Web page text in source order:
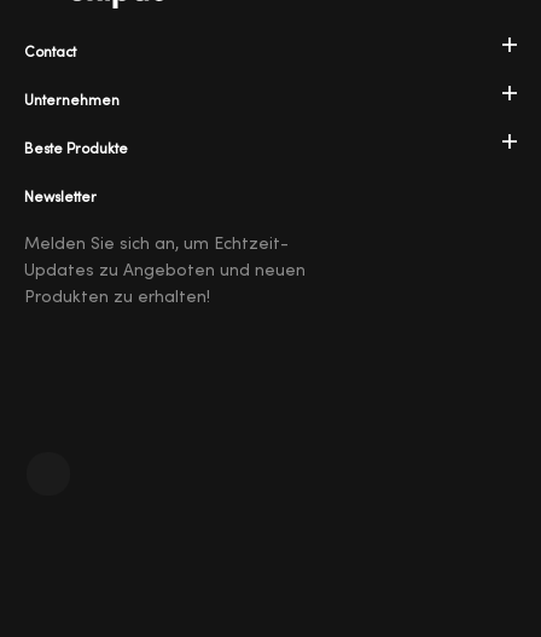
Unternehmen
Beste Produkte
Contact
Newsletter
Melden Sie sich an, um Echtzeit-
Updates zu Angeboten und neuen
Produkten zu erhalten!